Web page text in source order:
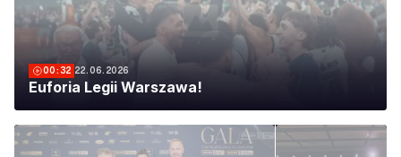
00:32 22.06.2026
Euforia Legii Warszawa!